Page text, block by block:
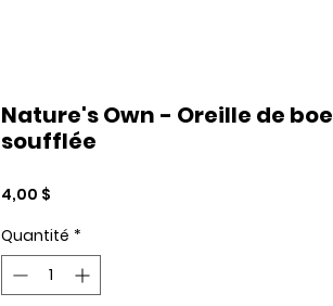
Nature's Own - Oreille de
soufflée
4,00 $
Quantité *